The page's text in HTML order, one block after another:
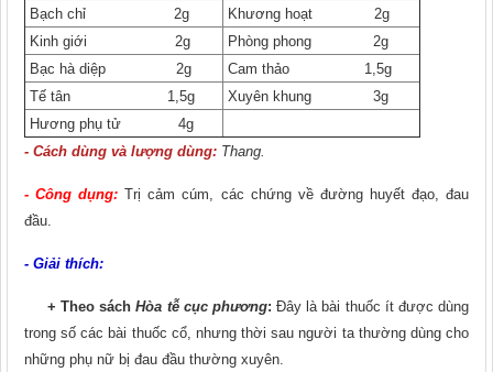
Bạch chỉ 2g
Khương hoạt 2g
Kinh giới 2g
Phòng phong 2g
Bạc hà diệp 2g
Cam thảo 1,5g
Tế tân 1,5g
Xuyên khung 3g
Hương phụ tử 4g
- Cách dùng và lượng dùng: Thang.
- Công dụng: Trị cảm cúm, các chứng về đường huyết đạo, đau
đầu.
- Giải thích:
+ Theo sáchHòa tễ cục phương: Đây là bài thuốc ít được dùng
trong số các bài thuốc cổ, nhưng thời sau người ta thường dùng cho
những phụ nữ bị đau đầu thường xuyên.